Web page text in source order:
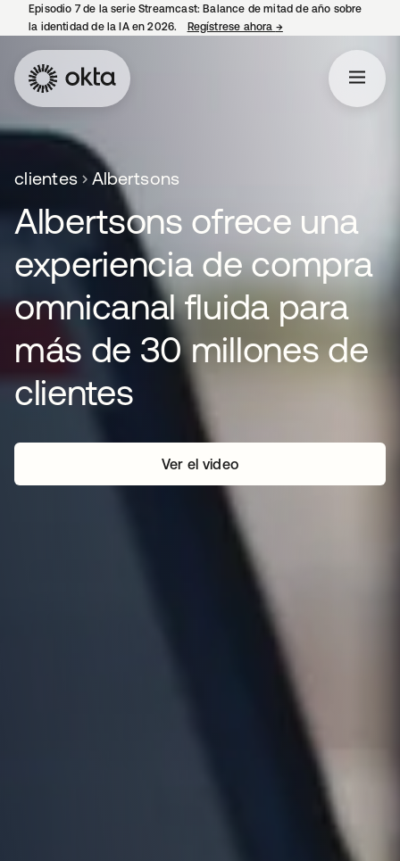
Episodio 7 de la serie Streamcast: Balance de mitad de año sobre
la identidad de la IA en 2026.
Regístrese ahora →se abre en una
clientes Albertsons
Albertsons ofrece una
experiencia de compra
omnicanal fluida para
más de 30 millones de
clientes
Ver el video